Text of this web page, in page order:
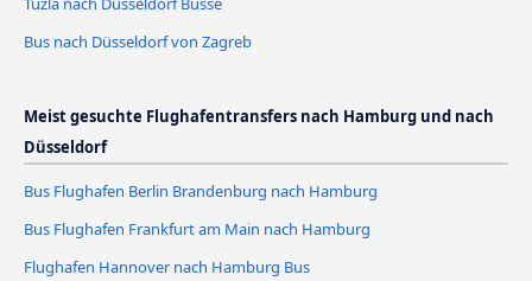
Bus nach Düsseldorf von Zagreb
Meist gesuchte Flughafentransfers nach Hamburg und nach
Düsseldorf
Bus Flughafen Berlin Brandenburg nach Hamburg
Bus Flughafen Frankfurt am Main nach Hamburg
Flughafen Hannover nach Hamburg Bus